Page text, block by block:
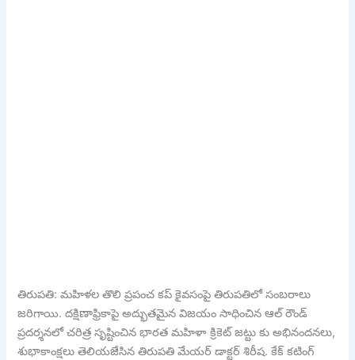
తిరుపతి: మహిళల తొలి ప్రపంచ కప్ కైవసంపై తిరుపతిలో సంబరాలు
జరిగాయి. దక్షిణాఫ్రికాపై అద్భుతమైన విజయం సాధించిన ఆల్ రౌండ్
ప్రదర్శనలో చరిత్ర సృష్టించిన భారత మహిళా క్రికెట్ జట్టు కు అభినందనలు,
శుభాకాంక్షలు తెలియజేసిన తిరుపతి మేయర్ డాక్టర్ శిరీష. కేక్ కటింగ్